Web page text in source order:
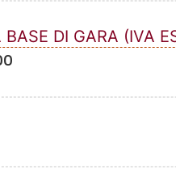
BASE DI GARA (IVA